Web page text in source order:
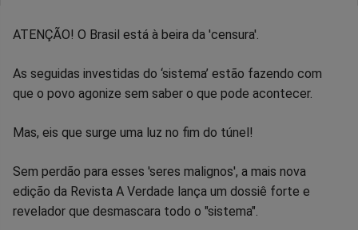
ATENÇÃO! O Brasil está à beira da 'censura'.
As seguidas investidas do ‘sistema’ estão fazendo com
que o povo agonize sem saber o que pode acontecer.
Mas, eis que surge uma luz no fim do túnel!
Sem perdão para esses 'seres malignos', a mais nova
edição da Revista A Verdade lança um dossiê forte e
revelador que desmascara todo o "sistema".